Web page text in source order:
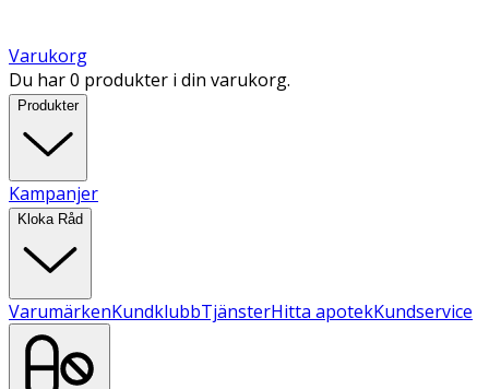
Varukorg
Du har 0 produkter i din varukorg.
Produkter
Kampanjer
Kloka Råd
VarumärkenKundklubbTjänsterHitta apotekKundservice